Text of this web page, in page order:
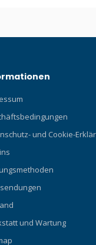
und Cookie-
und Wartung